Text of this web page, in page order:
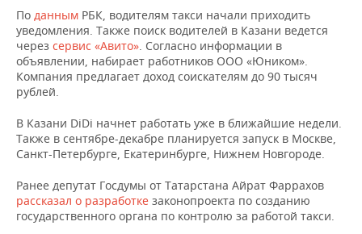
ВУЗЫ ТАТАРСТАНА
КОМУ ПРИНАДЛЕЖАТ
ТОРГОВЫЕ ЦЕНТРЫ
ТАТАРСТАНА
БАНКИ
БЮДЖЕТ
ИНВЕСТИЦИИ
АГРОПРОМ
МАШИНОСТРОЕНИЕ
НЕФТЬ
ОПК
ЭНЕРГЕТИКА
НОВОСТИ НЕДВИЖИМОСТИ
АВТО
НОВОСТИ АВТО
БИЗНЕС
НОВОСТИ БИЗНЕСА
РОЗНИЧНАЯ ТОРГОВЛЯ
УСЛУГИ
ТЕХНОЛОГИИ
НОВОСТИ ТЕХНОЛОГИЙ
МЕДИА
МЕРОПРИЯТИЯ
ВЫЕЗДНАЯ РЕДАКЦИЯ
НОВОСТИ СПОРТА
ОБЩЕСТВО
По данным РБК, водителям такси начали приходить
уведомления. Также поиск водителей в Казани ведется
через сервис «Авито». Согласно информации в
объявлении, набирает работников ООО «Юником».
Компания предлагает доход соискателям до 90 тысяч
рублей.
В Казани DiDi начнет работать уже в ближайшие недели.
Также в сентябре-декабре планируется запуск в Москве,
Санкт-Петербурге, Екатеринбурге, Нижнем Новгороде.
Ранее депутат Госдумы от Татарстана Айрат Фаррахов
рассказал о разработке законопроекта по созданию
государственного органа по контролю за работой такси.